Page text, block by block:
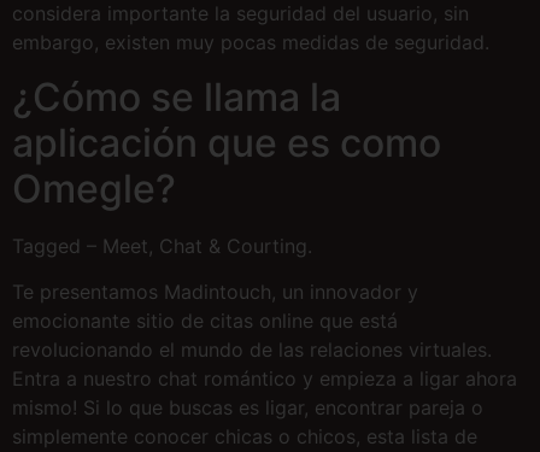
considera importante la seguridad del usuario, sin
embargo, existen muy pocas medidas de seguridad.
¿Cómo se llama la
aplicación que es como
Omegle?
Tagged – Meet, Chat & Courting.
Te presentamos Madintouch, un innovador y
emocionante sitio de citas online que está
revolucionando el mundo de las relaciones virtuales.
Entra a nuestro chat romántico y empieza a ligar ahora
mismo! Si lo que buscas es ligar, encontrar pareja o
simplemente conocer chicas o chicos, esta lista de